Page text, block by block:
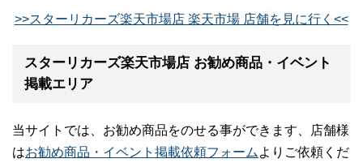
>>スターリカーズ楽天市場店 楽天市場 店舗を見に行く<<
スターリカーズ楽天市場店 お勧め商品・イベント
掲載エリア
当サイトでは、お勧め商品をのせる事ができます、店舗様
はお勧め商品・イベント掲載依頼フォーム よりご依頼くだ